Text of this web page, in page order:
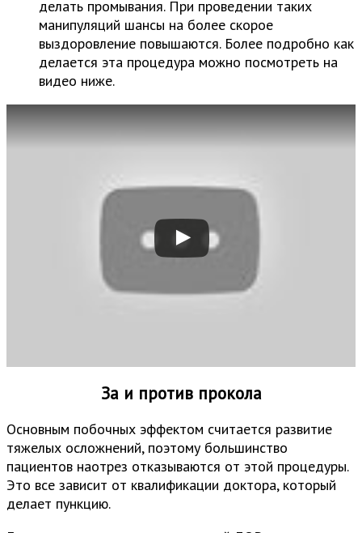
делать промывания. При проведении таких
манипуляций шансы на более скорое
выздоровление повышаются. Более подробно как
делается эта процедура можно посмотреть на
видео ниже.
За и против прокола
Основным побочных эффектом считается развитие
тяжелых осложнений, поэтому большинство
пациентов наотрез отказываются от этой процедуры.
Это все зависит от квалификации доктора, который
делает пункцию.